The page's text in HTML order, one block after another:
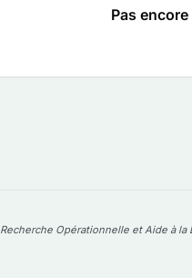
Pas
Opérationnelle et Aide à la